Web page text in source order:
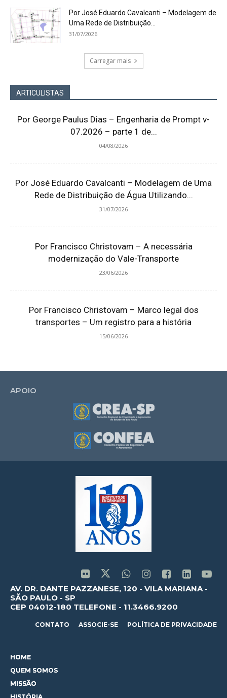
Por José Eduardo Cavalcanti – Modelagem de
Uma Rede de Distribuição...
31/07/2026
Carregar mais
ARTICULISTAS
Por George Paulus Dias – Engenharia de Prompt v-
07.2026 – parte 1 de...
04/08/2026
Por José Eduardo Cavalcanti – Modelagem de Uma
Rede de Distribuição de Água Utilizando...
31/07/2026
Por Francisco Christovam – A necessária
modernização do Vale-Transporte
23/06/2026
Por Francisco Christovam – Marco legal dos
transportes – Um registro para a história
15/06/2026
APOIO
AV. DR. DANTE PAZZANESE, 120 - VILA MARIANA -
SÃO PAULO - SP
CEP 04012-180 TELEFONE - 11.3466.9200
CONTATO ASSOCIE-SE POLÍTICA DE PRIVACIDADE
HOME
QUEM SOMOS
MISSÃO